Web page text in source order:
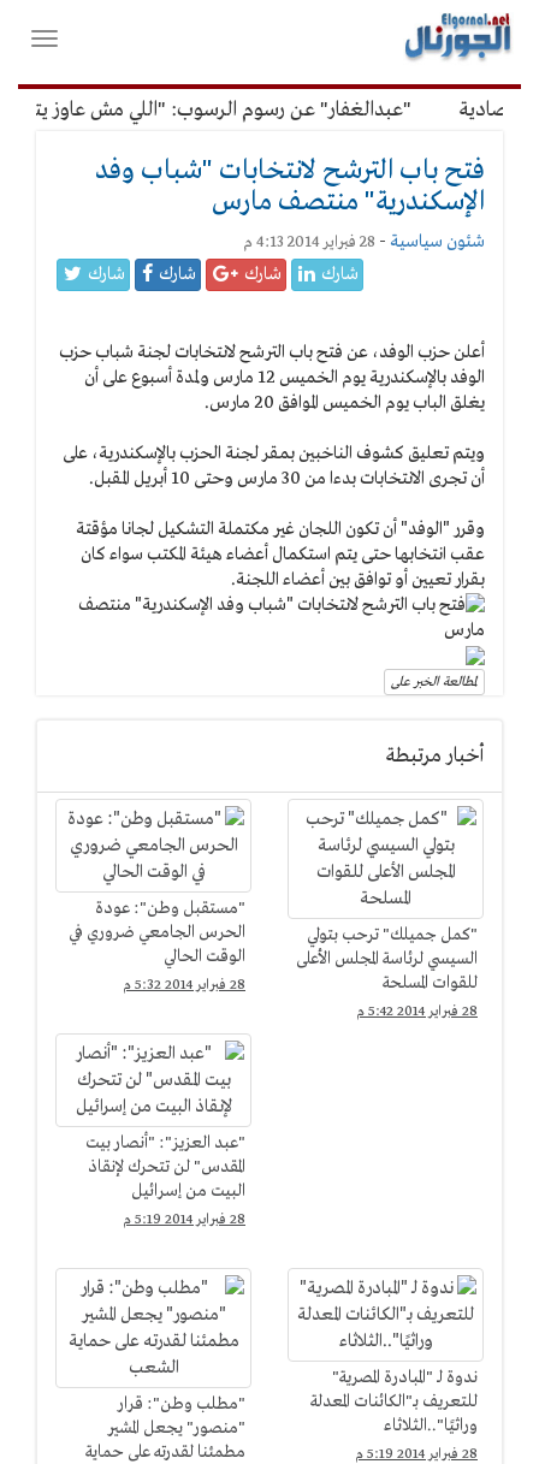
القائمة
الرئيسية
فتح
"عبدالغفار" عن رسوم الرسوب: "اللي مش عاوز يتعلم
فتح باب الترشح لانتخابات "شباب وفد
الإسكندرية" منتصف مارس
شئون سياسية - 28 فبراير 2014 4:13 م
شارك شارك شارك شارك
أعلن حزب الوفد، عن فتح باب الترشح لانتخابات لجنة شباب حزب
الوفد بالإسكندرية يوم الخميس 12 مارس ولمدة أسبوع على أن
يغلق الباب يوم الخميس الموافق 20 مارس.
ويتم تعليق كشوف الناخبين بمقر لجنة الحزب بالإسكندرية، على
أن تجرى الانتخابات بدءا من 30 مارس وحتى 10 أبريل المقبل.
وقرر "الوفد" أن تكون اللجان غير مكتملة التشكيل لجانا مؤقتة
عقب انتخابها حتى يتم استكمال أعضاء هيئة المكتب سواء كان
بقرار تعيين أو توافق بين أعضاء اللجنة.
لمطالعة الخبر على
أخبار مرتبطة
"كمل جميلك" ترحب بتولي
السيسي لرئاسة المجلس الأعلى
للقوات المسلحة
28 فبراير 2014 5:42 م
"مستقبل وطن": عودة
الحرس الجامعي ضروري في
الوقت الحالي
28 فبراير 2014 5:32 م
"عبد العزيز": "أنصار بيت
المقدس" لن تتحرك لإنقاذ
البيت من إسرائيل
28 فبراير 2014 5:19 م
ندوة لـ "المبادرة المصرية"
للتعريف بـ"الكائنات المعدلة
وراثيًا"..الثلاثاء
28 فبراير 2014 5:19 م
"مطلب وطن": قرار
"منصور" يجعل المشير
مطمئنا لقدرته على حماية